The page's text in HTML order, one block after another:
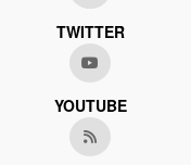
TWITTER
YOUTUBE